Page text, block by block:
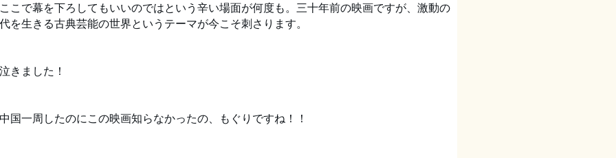
で幕を下ろしてもいいのではという辛い場面が何度も。三十年前の映画ですが、激動の
を生きる古典芸能の世界というテーマが今こそ刺さります。
ました！
一周したのにこの映画知らなかったの、もぐりですね！！